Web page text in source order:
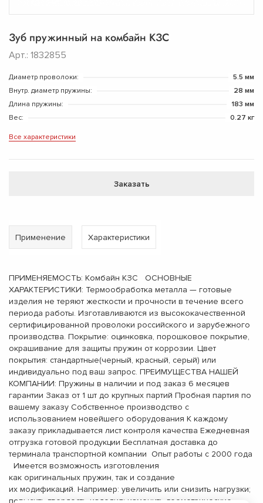
Зуб пружинный на комбайн КЗС
Арт.: 1832855
Диаметр проволоки:
5.5 мм
Внутр. диаметр пружины:
28 мм
Длина пружины:
183 мм
Вес:
0.27 кг
Все характеристики
Заказать
Применение Характеристики
ПРИМЕНЯЕМОСТЬ: Комбайн КЗС ОСНОВНЫЕ
ХАРАКТЕРИСТИКИ: Термообработка металла — готовые
изделия не теряют жесткости и прочности в течение всего
периода работы. Изготавливаются из высококачественной
сертифицированной проволоки российского и зарубежного
производства. Покрытие: оцинковка, порошковое покрытие,
окрашивание для защиты пружин от коррозии. Цвет
покрытия: стандартные(черный, красный, серый) или
индивидуально под ваш запрос. ПРЕИМУЩЕСТВА НАШЕЙ
КОМПАНИИ: Пружины в наличии и под заказ 6 месяцев
гарантии Заказ от 1 шт до крупных партий Пробная партия по
вашему заказу Собственное производство с
использованием новейшего оборудования К каждому
заказу прикладывается лист контроля качества Ежедневная
отгрузка готовой продукции Бесплатная доставка до
терминала транспортной компании Опыт работы с 2000 года
Имеется возможность изготовления
как оригинальных пружин, так и создание
их модификаций. Например: увеличить или снизить нагрузки;